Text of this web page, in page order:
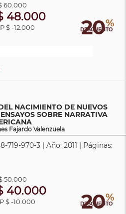
20%
DESCUENTO
60.000
48.000
$ -12.000
NACIMIENTO DE NUEVOS
SOBRE NARRATIVA
Fajardo Valenzuela
719-970-3 | Año: 2011 | Páginas:
20%
DESCUENTO
50.000
40.000
$ -10.000